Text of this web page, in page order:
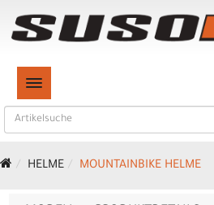
TOGGLE NAVIGATION
HELME MOUNTAINBIKE HELME